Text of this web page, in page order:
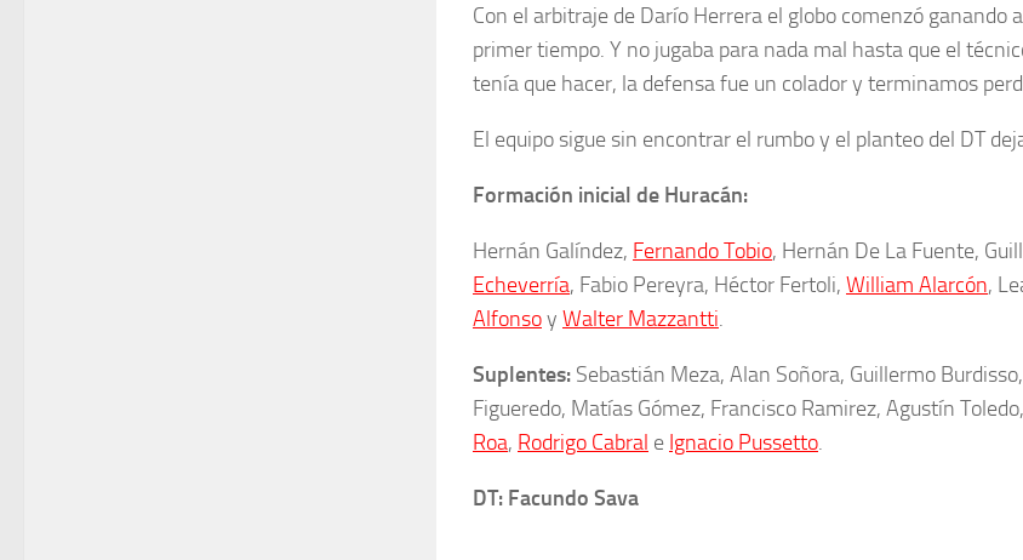
Con el arbitraje de Darío Herrera el globo comenzó ganando
primer tiempo. Y no jugaba para nada mal hasta que el
tenía que hacer, la defensa fue un colador y terminamos
El equipo sigue sin encontrar el rumbo y el planteo del DT
Formación inicial de Huracán:
Hernán Galíndez, Fernando Tobio, Hernán De La Fuente,
Echeverría, Fabio Pereyra, Héctor Fertoli, William Alarcón,
Alfonsoy Walter Mazzantti.
Suplentes: Sebastián Meza, Alan Soñora, Guillermo
Figueredo, Matías Gómez, Francisco Ramirez, Agustín
Roa, Rodrigo Cabral e Ignacio Pussetto.
DT: Facundo Sava